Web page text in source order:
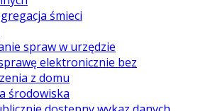
śmieci
spraw w urzędzie
elektronicznie bez
z domu
środowiska